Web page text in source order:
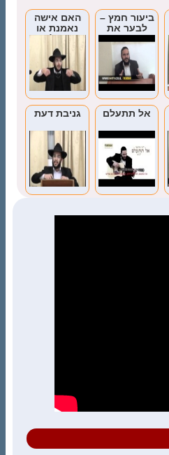
ביעור חמץ –
לבער את
היצר הרע
האם אישה
נאמנת או
פסולה
לעדות?
אל תתעלם גניבת דעת